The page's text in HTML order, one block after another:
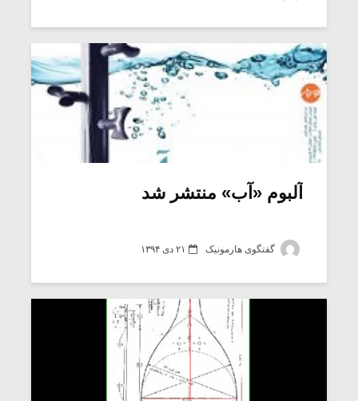
آلبوم «آب» منتشر شد
گفتگوی هارمونیک ۲۱ دی ۱۳۹۴
اگر نمی توانی
مشهورترین باشی،
بدنام ترین باش
موسیقی